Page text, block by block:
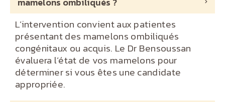
L’intervention convient aux patientes
présentant des mamelons ombiliqués
congénitaux ou acquis. Le Dr Bensoussan
évaluera l’état de vos mamelons pour
déterminer si vous êtes une candidate
appropriée.